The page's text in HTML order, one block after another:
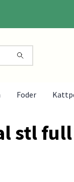
Foder
stl full